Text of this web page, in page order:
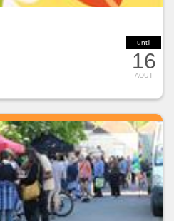
until
16
AOUT